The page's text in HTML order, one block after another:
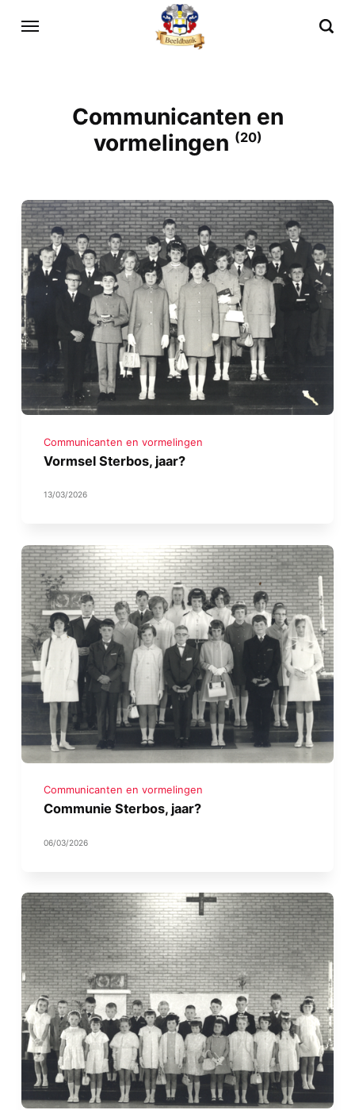
Communicanten en
vormelingen (20)
Communicanten en vormelingen
Vormsel Sterbos, jaar?
13/03/2026
Communicanten en vormelingen
Communie Sterbos, jaar?
06/03/2026